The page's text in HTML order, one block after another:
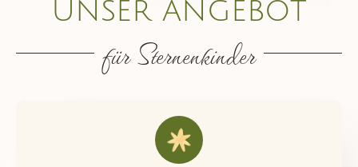
unser angebot
für Sternenkinder